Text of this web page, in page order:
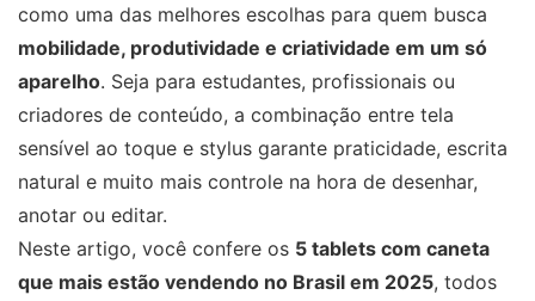
como uma das melhores escolhas para quem busca
mobilidade, produtividade e criatividade em um só
aparelho. Seja para estudantes, profissionais ou
criadores de conteúdo, a combinação entre tela
sensível ao toque e stylus garante praticidade, escrita
natural e muito mais controle na hora de desenhar,
anotar ou editar.
Neste artigo, você confere os 5 tablets com caneta
que mais estão vendendo no Brasil em 2025, todos